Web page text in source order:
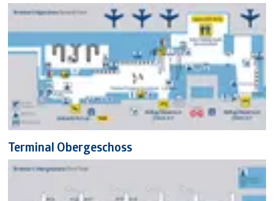
Terminal Obergeschoss